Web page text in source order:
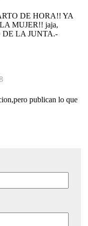
DE HORA!! YA
MUJER!! jaja,
DE LA JUNTA.-
publican lo que